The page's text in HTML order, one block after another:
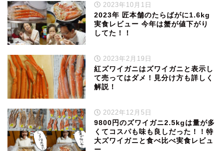
2023年10月1日
2023年 匠本舗のたらばがに1.6kg
実食レビュー 今年は蟹が値下がり
してた！！
2023年2月19日
紅ズワイガニはズワイガニと表示し
て売ってはダメ！見分け方も詳しく
解説！
2022年12月5日
9800円のズワイガニ2.5kgは量が多
くてコスパも味も良しだった！！特
大ズワイガニと食べ比べ実食レビュ